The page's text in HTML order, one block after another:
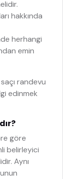
hakkında
herhangi
emin
randevu
edinmek
göre
belirleyici
Aynı